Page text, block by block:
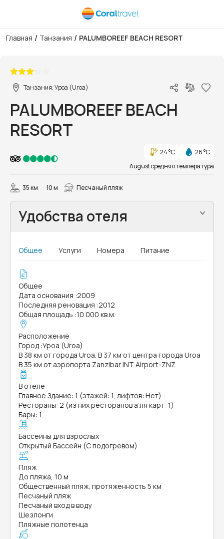
Главная / Танзания / PALUMBOREEF BEACH RESORT
Танзания, Уроа (Uroa)
PALUMBOREEF BEACH
RESORT
24 °C
26 °C
August средняя температура
35 км 10 м Песчаный пляж
Удобства отеля
Общее Услуги Номера Питание
Общее
Дата основания :2009
Последняя реновация :2012
Общая площадь :10 000 кв.м.
Расположение
Город :Уроа (Uroa)
В 38 км от города Uroa. В 37 км от центра города Uroa
В 35 км от аэропорта Zanzibar INT Airport-ZNZ
В отеле
Главное Здание: 1 (этажей: 1, лифтов: Нет)
Рестораны: 2 (из них ресторанов а’ля карт: 1)
Бары: 1
Бассейны для взрослых
Открытый Бассейн (С подогревом)
Пляж
До пляжа, 10 м
Общественный пляж, протяженность 5 км
Песчаный пляж
Песчаный вход в воду
Шезлонги
Пляжные полотенца